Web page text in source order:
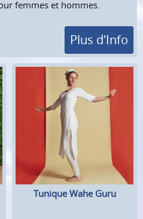
femmes et hommes.
Plus d'Info
Tunique Wahe Guru